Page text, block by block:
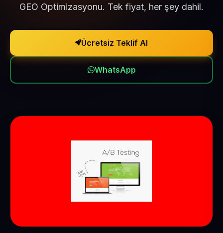
GEO Optimizasyonu. Tek fiyat, her şey dahil.
Ücretsiz Teklif Al
WhatsApp